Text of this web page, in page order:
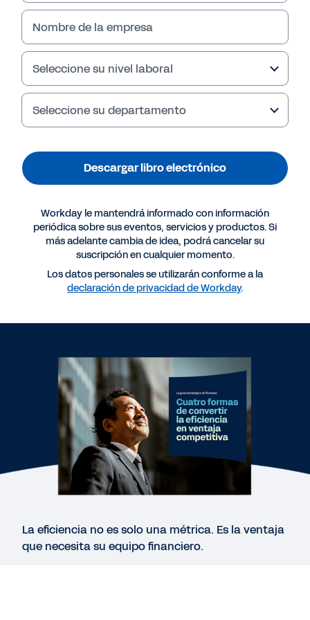
LIBRO ELECTRÓNICO
Cuatro formas de convertir la eficiencia en ventaja
competitiva
INFORME
La IA hace avanzar a los equipos financieros
DEMO RÁPIDA
Workday para el sector financiero (En inglés)
Nombre de la empresa
Seleccione su nivel laboral
Seleccione su departamento
Descargar libro electrónico
Workday le mantendrá informado con información
periódica sobre sus eventos, servicios y productos. Si
más adelante cambia de idea, podrá cancelar su
suscripción en cualquier momento.
Los datos personales se utilizarán conforme a la
declaración de privacidad de Workday.
La eficiencia no es solo una métrica. Es la ventaja
que necesita su equipo financiero.